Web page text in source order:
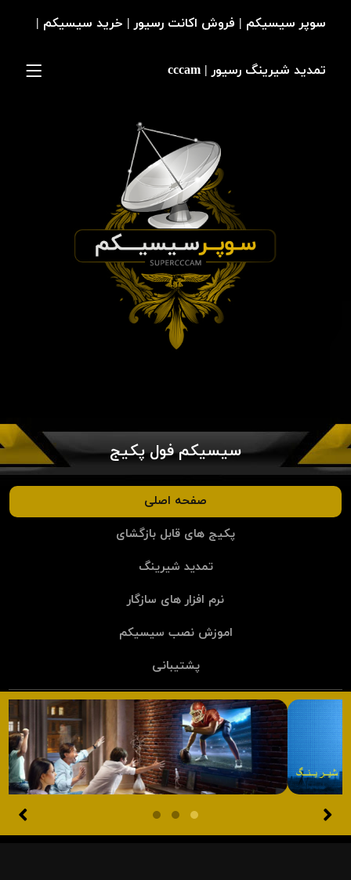
سیسیکم فول پکیج
صفحه اصلی
پکیج های قابل بازگشای
تمدید شیرینگ
نرم افزار های سازگار
اموزش نصب سیسیکم
پشتیبانی
سوپر سیسیکم | فروش اکانت رسیور | خرید سیسیکم |
تمدید شیرینگ رسیور | cccam